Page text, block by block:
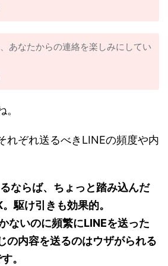
あなたからの連絡を楽しみにしてい
れぞれ送るべきLINEの頻度や内
ならば、ちょっと踏み込んだ
駆け引きも効果的。
ないのに頻繁にLINEを送った
の内容を送るのはウザがられる
。